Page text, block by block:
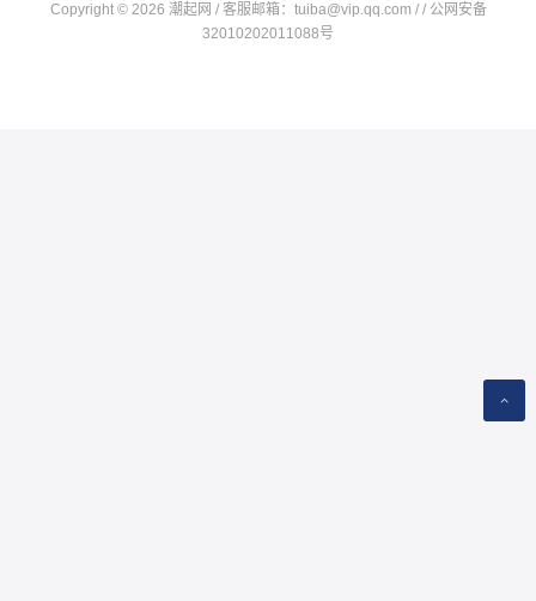
Copyright © 2026 潮起网 / 客服邮箱： tuiba@vip.qq.com / / 公网安备
32010202011088号